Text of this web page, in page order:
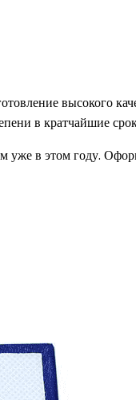
высокого
в кратчайшие
в этом году.